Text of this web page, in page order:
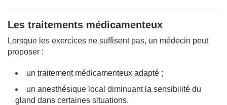
Les traitements médicamenteux
Lorsque les exercices ne suffisent pas, un médecin peut
proposer :
un traitement médicamenteux adapté ;
un anesthésique local diminuant la sensibilité du
gland dans certaines situations.